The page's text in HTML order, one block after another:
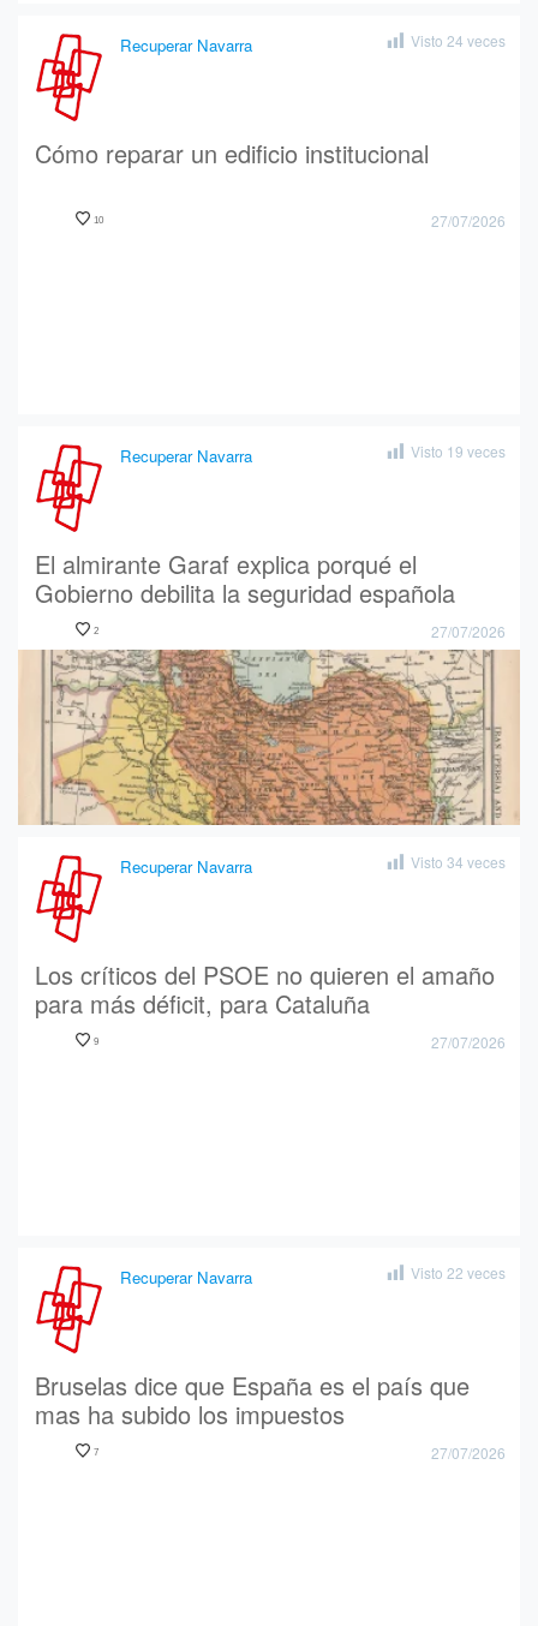
Recuperar Navarra Visto 24 veces
Cómo reparar un edificio institucional
10 27/07/2026
Recuperar Navarra Visto 19 veces
El almirante Garaf explica porqué el
Gobierno debilita la seguridad española
2 27/07/2026
Recuperar Navarra Visto 34 veces
Los críticos del PSOE no quieren el amaño
para más déficit, para Cataluña
9 27/07/2026
Recuperar Navarra Visto 22 veces
Bruselas dice que España es el país que
mas ha subido los impuestos
7 27/07/2026